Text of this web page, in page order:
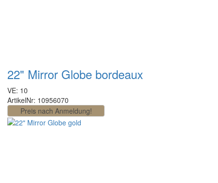
22" Mirror Globe bordeaux
VE: 10
ArtikelNr: 10956070